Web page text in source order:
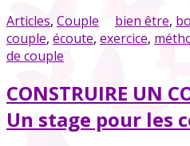
Articles, Couple bien être,
couple, écoute, exercice,
de couple
CONSTRUIRE UN
Un stage pour les